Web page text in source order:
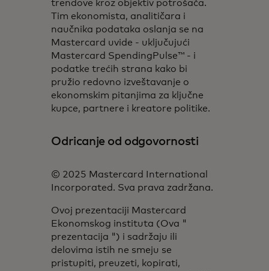
trendove kroz objektiv potrošača.
Tim ekonomista, analitičara i
naučnika podataka oslanja se na
Mastercard uvide - uključujući
Mastercard SpendingPulse™ - i
podatke trećih strana kako bi
pružio redovno izveštavanje o
ekonomskim pitanjima za ključne
kupce, partnere i kreatore politike.
Odricanje od odgovornosti
© 2025 Mastercard International
Incorporated. Sva prava zadržana.
Ovoj prezentaciji Mastercard
Ekonomskog instituta (Ova "
prezentacija ") i sadržaju ili
delovima istih ne smeju se
pristupiti, preuzeti, kopirati,